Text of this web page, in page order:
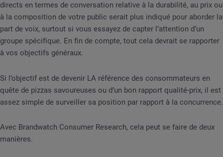
directs en termes de conversation relative à la durabilité, au prix ou
à la composition de votre public serait plus indiqué pour aborder la
part de voix, surtout si vous essayez de capter l’attention d’un
groupe spécifique. En fin de compte, tout cela devrait se rapporter
à vos objectifs généraux.
Si l’objectif est de devenir LA référence des consommateurs en
quête de pizzas savoureuses ou d’un bon rapport qualité-prix, il est
assez simple de surveiller sa position par rapport à la concurrence.
Avec Brandwatch Consumer Research, cela peut se faire de deux
manières.